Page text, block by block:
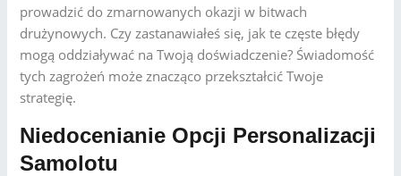
prowadzić do zmarnowanych okazji w bitwach
drużynowych. Czy zastanawiałeś się, jak te częste błędy
mogą oddziaływać na Twoją doświadczenie? Świadomość
tych zagrożeń może znacząco przekształcić Twoje
strategię.
Niedocenianie Opcji Personalizacji
Samolotu